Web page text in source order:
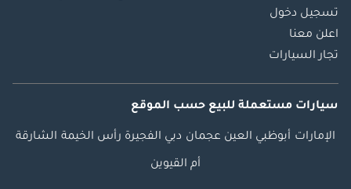
تسجيل دخول
اعلن معنا
تجار السيارات
سيارات مستعملة للبيع حسب الموقع
الإمارات أبوظبي العين عجمان دبي الفجيرة رأس الخيمة الشارقة
أم القيوين